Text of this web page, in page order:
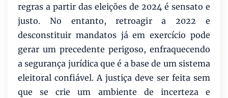
regras a partir das eleições de 2024 é sensato e
justo. No entanto, retroagir a 2022 e
desconstituir mandatos já em exercício pode
gerar um precedente perigoso, enfraquecendo
a segurança jurídica que é a base de um sistema
eleitoral confiável. A justiça deve ser feita sem
que se crie um ambiente de incerteza e